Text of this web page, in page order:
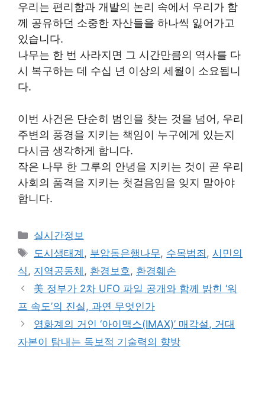
우리는 편리함과 개발의 논리 속에서 우리가 함
께 공유하던 소중한 자산들을 하나씩 잃어가고
있습니다.
나무는 한 번 사라지면 그 시간만큼의 역사를 다
시 복구하는 데 수십 년 이상의 세월이 소요됩니
다.
이번 사건은 단순히 범인을 찾는 것을 넘어, 우리
주변의 풍경을 지키는 책임이 누구에게 있는지
다시금 생각하게 합니다.
작은 나무 한 그루의 안녕을 지키는 것이 곧 우리
사회의 품격을 지키는 첫걸음임을 잊지 말아야
합니다.
Categories
실시간정보
Tags
도시생태계 , 부암동은행나무, 수목범죄 ,시민의
식, 지역공동체 , 환경보호, 환경훼손
美 정부가 2차 UFO 파일 공개와 함께 밝힌 ‘워
프 속도’의 진실, 과연 무엇인가
영화계의 거인 ‘아이맥스(IMAX)’ 매각설, 거대
자본이 탐내는 독보적 기술력의 향방